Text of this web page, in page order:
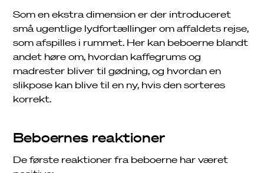
Som en ekstra dimension er der introduceret
små ugentlige lydfortællinger om affaldets rejse,
som afspilles i rummet. Her kan beboerne blandt
andet høre om, hvordan kaffegrums og
madrester bliver til gødning, og hvordan en
slikpose kan blive til en ny, hvis den sorteres
korrekt.
Beboernes reaktioner
De første reaktioner fra beboerne har været